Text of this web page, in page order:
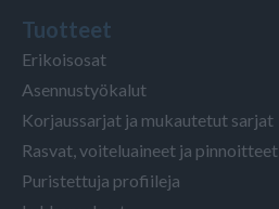
Tuotteet
Erikoisosat
Asennustyökalut
Korjaussarjat ja mukautetut sarjat
Rasvat, voiteluaineet ja pinnoitteet
Puristettuja profiileja